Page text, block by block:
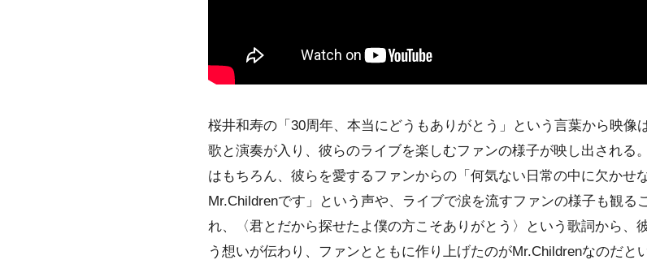
桜井和寿の「30周年、本当にどうもありがとう」という⾔葉から映像
歌と演奏が⼊り、彼らのライブを楽しむファンの様⼦が映し出される
はもちろん、彼らを愛するファンからの「何気ない⽇常の中に⽋かせ
Mr.Childrenです」という声や、ライブで涙を流すファンの様⼦も観る
れ、〈君とだから探せたよ僕の⽅こそありがとう〉という歌詞から、
う想いが伝わり、ファンとともに作り上げたのがMr.Childrenなのだと